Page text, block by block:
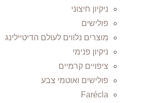
ניקיון חיצוני
פולישים
מוצרים נלווים לעולם הדיטיילינג
ניקיון פנימי
ציפויים קרמיים
פולישים ואוטמי צבע
Farécla